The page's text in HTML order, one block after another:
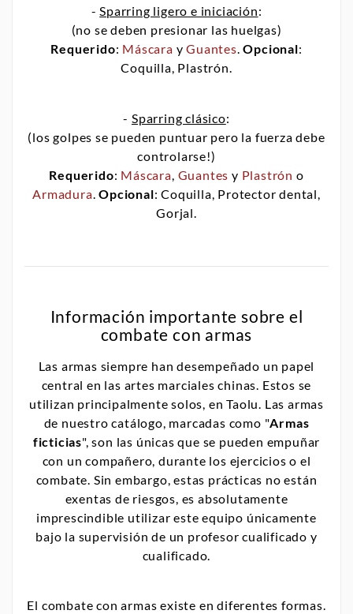
-Sparring ligero e iniciación:
(no se deben presionar las huelgas)
Requerido: Máscara yGuantes.Opcional:
Coquilla, Plastrón.
- Sparring clásico:
(los golpes se pueden puntuar pero la fuerza debe
controlarse!)
Requerido: Máscara Guantes y Plastrón o
Armadura .Opcional: Coquilla, Protector dental,
Gorjal.
Información importante sobre el
combate con armas
Las armas siempre han desempeñado un papel
central en las artes marciales chinas. Estos se
utilizan principalmente solos, en Taolu. Las armas
de nuestro catálogo, marcadas como "Armas
ficticias", son las únicas que se pueden empuñar
con un compañero, durante los ejercicios o el
combate. Sin embargo, estas prácticas no están
exentas de riesgos, es absolutamente
imprescindible utilizar este equipo únicamente
bajo la supervisión de un profesor cualificado y
cualificado.
El combate con armas existe en diferentes formas.